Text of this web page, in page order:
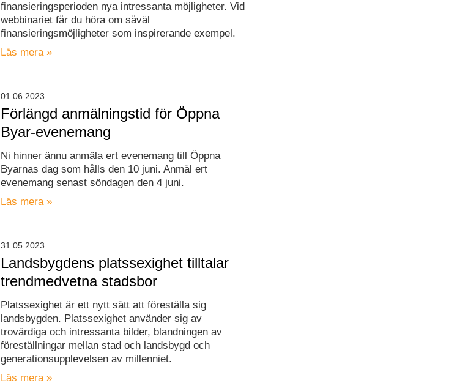
finansieringsperioden nya intressanta möjligheter. Vid
webbinariet får du höra om såväl
finansieringsmöjligheter som inspirerande exempel.
Läs mera »
Förlängd anmälningstid för Öppna
Byar-evenemang
Ni hinner ännu anmäla ert evenemang till Öppna
Byarnas dag som hålls den 10 juni. Anmäl ert
evenemang senast söndagen den 4 juni.
Läs mera »
01.06.2023
Landsbygdens platssexighet tilltalar
trendmedvetna stadsbor
Platssexighet är ett nytt sätt att föreställa sig
landsbygden. Platssexighet använder sig av
trovärdiga och intressanta bilder, blandningen av
föreställningar mellan stad och landsbygd och
generationsupplevelsen av millenniet.
Läs mera »
31.05.2023